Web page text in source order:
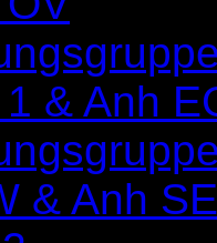
& Anh
& Anh